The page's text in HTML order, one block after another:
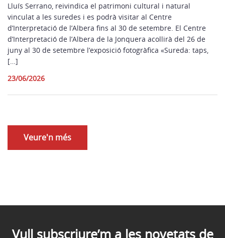
Lluís Serrano, reivindica el patrimoni cultural i natural
vinculat a les suredes i es podrà visitar al Centre
d’Interpretació de l’Albera fins al 30 de setembre. El Centre
d’Interpretació de l’Albera de la Jonquera acollirà del 26 de
juny al 30 de setembre l’exposició fotogràfica «Sureda: taps,
[…]
23/06/2026
Veure'n més
Vull subscriure’m a les novetats de